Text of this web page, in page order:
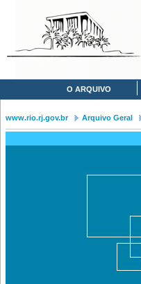
O ARQUIVO
www.rio.rj.gov.br Arquivo Geral